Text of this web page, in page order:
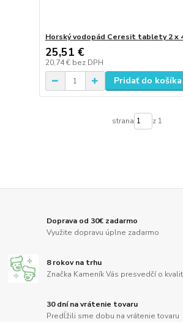
Horský vodopád Ceresit tablety 2 x
25,51 €
20,74 € bez DPH
Pridať do košíka
strana z 1
Doprava od 30€ zadarmo
Využite dopravu úplne zadarmo
8 rokov na trhu
Značka Kameník Vás presvedčí o
30 dní na vrátenie tovaru
Predĺžili sme dobu na vrátenie tovaru